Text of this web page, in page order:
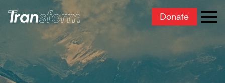
Transform Iran Donate